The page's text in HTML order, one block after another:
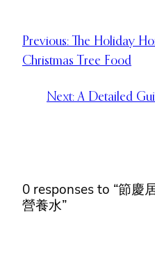
Previous: The Holiday
Christmas Tree Food
Next: A Detailed
0 responses to “節慶
營養水”